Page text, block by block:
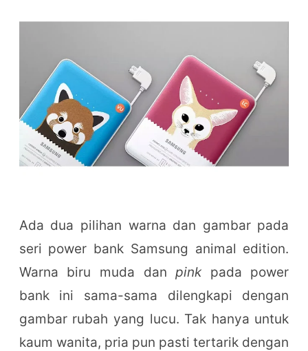
Ada dua pilihan warna dan gambar pada
seri power bank Samsung animal edition.
Warna biru muda danpink pada power
bank ini sama-sama dilengkapi dengan
gambar rubah yang lucu. Tak hanya untuk
kaum wanita, pria pun pasti tertarik dengan